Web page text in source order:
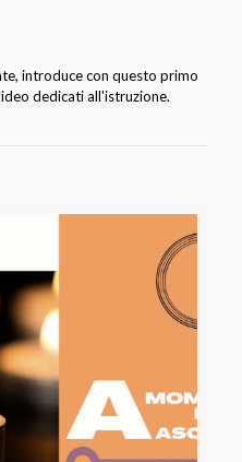
introduce con questo primo
dedicati all'istruzione.